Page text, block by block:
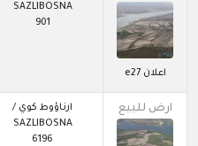
اعلان e27
SAZLIBOSNA
901
ارض للبيع
ارناؤوط كوي /
SAZLIBOSNA
6196